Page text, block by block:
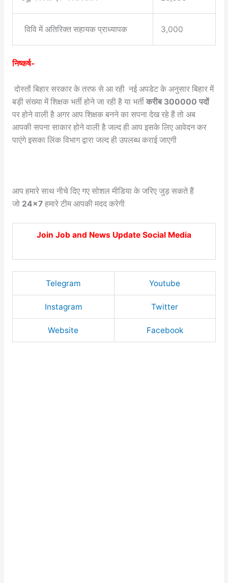
विवि में अतिरिक्त सहायक प्राध्यापक 3,000
निष्कर्ष-
दोस्तों बिहार सरकार के तरफ से आ रही नई अपडेट के अनुसार बिहार में
बड़ी संख्या में शिक्षक भर्ती होने जा रही है या भर्ती करीब 300000 पदों
पर होने वाली है अगर आप शिक्षक बनने का सपना देख रहे हैं तो अब
आपकी सपना साकार होने वाली है जल्द ही आप इसके लिए आवेदन कर
पाएंगे इसका लिंक विभाग द्वारा जल्द ही उपलब्ध कराई जाएगी
आप हमारे साथ नीचे दिए गए सोशल मीडिया के जरिए जुड़ सकते हैं
जो 24×7हमारे टीम आपकी मदद करेगी
Join Job and News Update Social Media
Telegram Youtube
Instagram Twitter
Website Facebook